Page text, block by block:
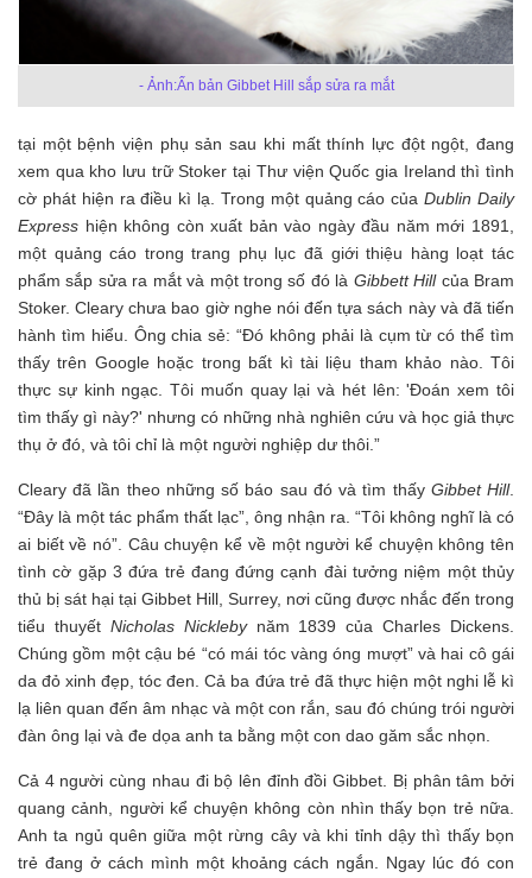
- Ảnh:Ấn bản Gibbet Hill sắp sửa ra mắt
tại một bệnh viện phụ sản sau khi mất thính lực đột ngột, đang
xem qua kho lưu trữ Stoker tại Thư viện Quốc gia Ireland thì tình
cờ phát hiện ra điều kì lạ. Trong một quảng cáo củaDublin Daily
Express hiện không còn xuất bản vào ngày đầu năm mới 1891,
một quảng cáo trong trang phụ lục đã giới thiệu hàng loạt tác
phẩm sắp sửa ra mắt và một trong số đó là Gibbett Hill của Bram
Stoker. Cleary chưa bao giờ nghe nói đến tựa sách này và đã tiến
hành tìm hiểu. Ông chia sẻ: “Đó không phải là cụm từ có thể tìm
thấy trên Google hoặc trong bất kì tài liệu tham khảo nào. Tôi
thực sự kinh ngạc. Tôi muốn quay lại và hét lên: 'Đoán xem tôi
tìm thấy gì này?' nhưng có những nhà nghiên cứu và học giả thực
thụ ở đó, và tôi chỉ là một người nghiệp dư thôi.”
Cleary đã lần theo những số báo sau đó và tìm thấy Gibbet Hill.
“Đây là một tác phẩm thất lạc”, ông nhận ra. “Tôi không nghĩ là có
ai biết về nó”. Câu chuyện kể về một người kể chuyện không tên
tình cờ gặp 3 đứa trẻ đang đứng cạnh đài tưởng niệm một thủy
thủ bị sát hại tại Gibbet Hill, Surrey, nơi cũng được nhắc đến trong
tiểu thuyết Nicholas Nicklebynăm 1839 của Charles Dickens.
Chúng gồm một cậu bé “có mái tóc vàng óng mượt” và hai cô gái
da đỏ xinh đẹp, tóc đen. Cả ba đứa trẻ đã thực hiện một nghi lễ kì
lạ liên quan đến âm nhạc và một con rắn, sau đó chúng trói người
đàn ông lại và đe dọa anh ta bằng một con dao găm sắc nhọn.
Cả 4 người cùng nhau đi bộ lên đỉnh đồi Gibbet. Bị phân tâm bởi
quang cảnh, người kể chuyện không còn nhìn thấy bọn trẻ nữa.
Anh ta ngủ quên giữa một rừng cây và khi tỉnh dậy thì thấy bọn
trẻ đang ở cách mình một khoảng cách ngắn. Ngay lúc đó con